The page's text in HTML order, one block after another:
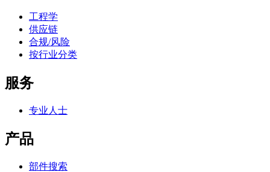
工程学
供应链
合规/风险
按行业分类
服务
专业人士
产品
部件搜索